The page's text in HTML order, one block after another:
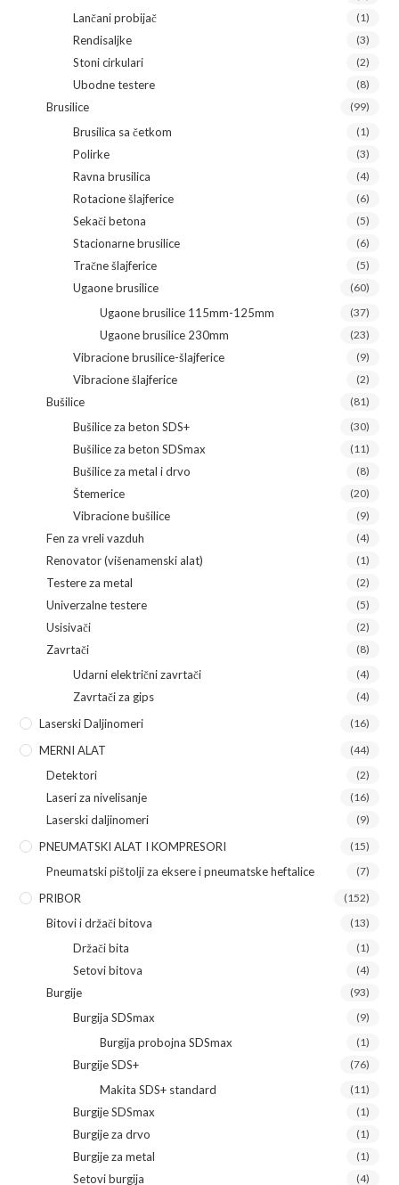
Lančani probijač (1)
Rendisaljke (3)
Stoni cirkulari (2)
Ubodne testere (8)
Brusilice (99)
Brusilica sa četkom (1)
Polirke (3)
Ravna brusilica (4)
Rotacione šlajferice (6)
Sekači betona (5)
Stacionarne brusilice (6)
Tračne šlajferice (5)
Ugaone brusilice (60)
Ugaone brusilice 115mm-125mm (37)
Ugaone brusilice 230mm (23)
Vibracione brusilice-šlajferice (9)
Vibracione šlajferice (2)
Bušilice (81)
Bušilice za beton SDS+ (30)
Bušilice za beton SDSmax (11)
Bušilice za metal i drvo (8)
Štemerice (20)
Vibracione bušilice (9)
Fen za vreli vazduh (4)
Renovator (višenamenski alat) (1)
Testere za metal (2)
Univerzalne testere (5)
Usisivači (2)
Zavrtači (8)
Udarni električni zavrtači (4)
Zavrtači za gips (4)
Laserski Daljinomeri (16)
MERNI ALAT (44)
Detektori (2)
Laseri za nivelisanje (16)
Laserski daljinomeri (9)
PNEUMATSKI ALAT I KOMPRESORI (15)
Pneumatski pištolji za eksere i pneumatske heftalice (7)
PRIBOR (152)
Bitovi i držači bitova (13)
Držači bita (1)
Setovi bitova (4)
Burgije (93)
Burgija SDSmax (9)
Burgija probojna SDSmax (1)
Burgije SDS+ (76)
Makita SDS+ standard (11)
Burgije SDSmax (1)
Burgije za drvo (1)
Burgije za metal (1)
Setovi burgija (4)